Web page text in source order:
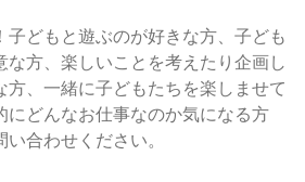
どもと遊ぶのが好きな方、子ども
な方、楽しいことを考えたり企画し
方、一緒に子どもたちを楽しませて
にどんなお仕事なのか気になる方
合わせください。